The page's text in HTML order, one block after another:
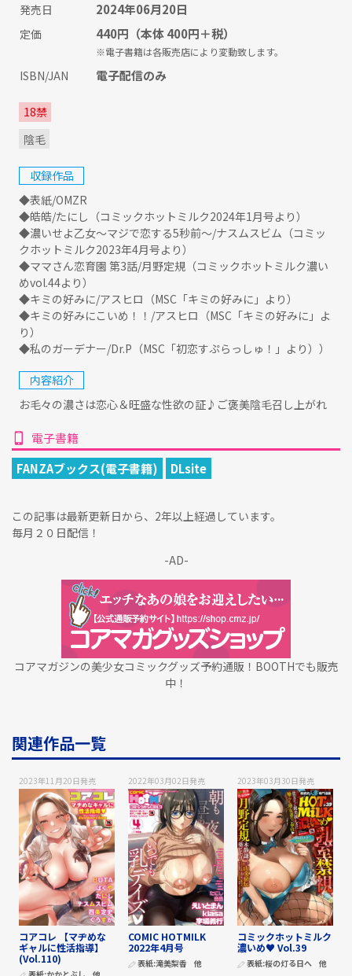
発売日 2024年06月20日
定価 440円 （本体 400円＋税）
※電子書籍は各販売店により変動致します。
ISBN/JAN 電子配信のみ
18禁
陰毛
収録作品
◆表紙/OMZR
◆皓皓/たにし（コミックホットミルク2024年1月号より）
◆濃いせよ乙女〜マジで恋する5秒前〜/ナスムスビム（コミッ
クホットミルク2023年4月号より）
◆ママさん恋育園 第3話/月野定規（コミックホットミルク濃い
めvol.44より）
◆キミの好みに/アスヒロ（MSC「キミの好みに」より）
◆キミの好みにこいめ！！/アスヒロ（MSC「キミの好みに」よ
り）
◆私のガーデナー/Dr.P（MSC「初恋すぷらっしゅ！」より））
内容紹介
お毛々の濃さは恋心＆旺盛な性欲の証♪ご褒美陰毛召し上がれ
電子書籍
FANZAブックス(電子書籍)
DLsite
この記事は最新更新日から、2年以上経過しています。
毎月２０日配信！
-AD-
コアマガジンの美少女コミックグッズ予約通販！BOOTHでも販売
中！
関連作品一覧
2023年11月20日発売
コアコレ 【マヂめな
ギャルに性活指導】
(Vol.110)
2022年03月02日発売
COMIC HOTMILK
2022年4月号
表紙:滝美梨香 他
2023年03月30日発売
コミックホットミルク
濃いめ♥ Vol.39
表紙:桜の灯る日へ 他